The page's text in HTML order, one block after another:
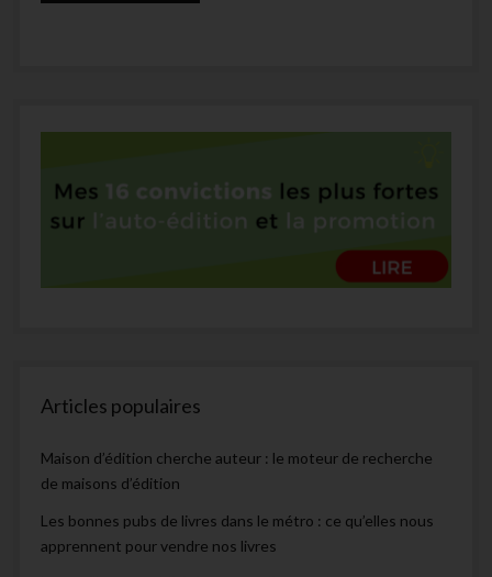
Articles populaires
Maison d’édition cherche auteur : le moteur de recherche
de maisons d’édition
Les bonnes pubs de livres dans le métro : ce qu’elles nous
apprennent pour vendre nos livres